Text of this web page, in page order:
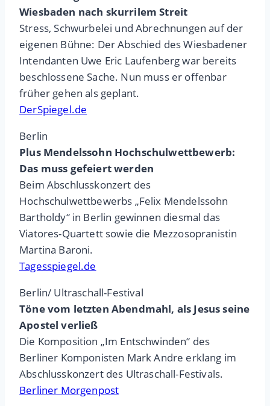
Wiesbaden nach skurrilem Streit
Stress, Schwurbelei und Abrechnungen auf der
eigenen Bühne: Der Abschied des Wiesbadener
Intendanten Uwe Eric Laufenberg war bereits
beschlossene Sache. Nun muss er offenbar
früher gehen als geplant.
DerSpiegel.de
Berlin
Plus Mendelssohn Hochschulwettbewerb:
Das muss gefeiert werden
Beim Abschlusskonzert des
Hochschulwettbewerbs „Felix Mendelssohn
Bartholdy“ in Berlin gewinnen diesmal das
Viatores-Quartett sowie die Mezzosopranistin
Martina Baroni.
Tagesspiegel.de
Berlin/ Ultraschall-Festival
Töne vom letzten Abendmahl, als Jesus seine
Apostel verließ
Die Komposition „Im Entschwinden“ des
Berliner Komponisten Mark Andre erklang im
Abschlusskonzert des Ultraschall-Festivals.
Berliner Morgenpost